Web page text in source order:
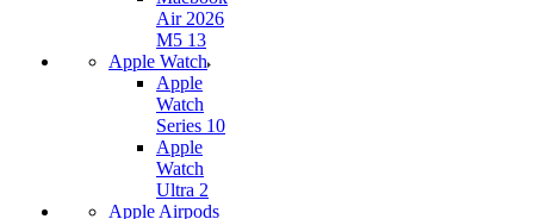
Air 2026
M5 13
Apple Watch
Apple
Watch
Series 10
Apple
Watch
Ultra 2
Apple Airpods